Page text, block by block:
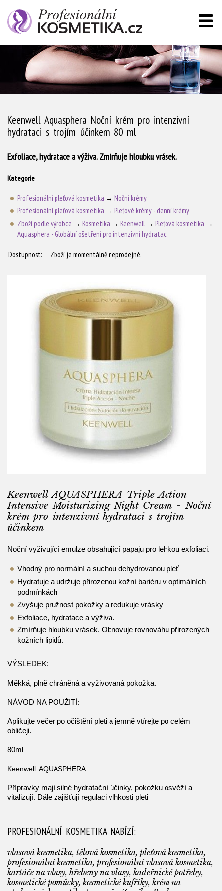
Keenwell Aquasphera Noční krém pro intenzivní
hydrataci s trojím účinkem 80 ml
Exfoliace, hydratace a výživa. Zmírňuje hloubku vrásek.
Kategorie
Profesionální pleťová kosmetika → Noční krémy
Profesionální pleťová kosmetika → Pleťové krémy - denní krémy
Zboží podle výrobce → Kosmetika → Keenwell→ Pleťová kosmetika →
Aquasphera - Globální ošetření pro intenzivní hydrataci
Dostupnost: Zboží je momentálně neprodejné.
Keenwell AQUASPHERA Triple Action
Intensive Moisturizing Night Cream - Noční
krém pro intenzivní hydrataci s trojím
účinkem
Noční vyživující emulze obsahující papaju pro lehkou exfoliaci.
Vhodný pro normální a suchou dehydrovanou pleť
Hydratuje a udržuje přirozenou kožní bariéru v optimálních
podmínkách
Zvyšuje pružnost pokožky a redukuje vrásky
Exfoliace, hydratace a výživa.
Zmírňuje hloubku vrásek. Obnovuje rovnováhu přirozených
kožních lipidů.
VÝSLEDEK:
Měkká, plně chráněná a vyživovaná pokožka.
NÁVOD NA POUŽITÍ:
Aplikujte večer po očištění pleti a jemně vtírejte po celém
obličeji.
80ml
Keenwell AQUASPHERA
Přípravky mají silné hydratační účinky, pokožku osvěží a
vitalizují. Dále zajišťují regulaci vlhkosti pleti
PROFESIONÁLNÍ KOSMETIKA NABÍZÍ:
vlasová kosmetika, tělová kosmetika, pleťová kosmetika,
profesionální kosmetika, profesionální vlasová kosmetika,
kartáče na vlasy, hřebeny na vlasy, kadeřnické potřeby,
kosmetické pomůcky, kosmetické kufříky, krém na